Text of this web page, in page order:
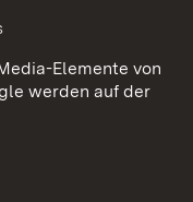
Elemente von
werden auf der